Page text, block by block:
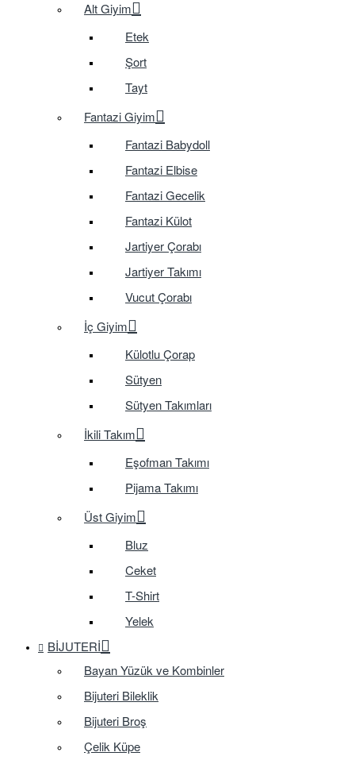
Alt Giyim
Etek
Şort
Tayt
Fantazi Giyim
Fantazi Babydoll
Fantazi Elbise
Fantazi Gecelik
Fantazi Külot
Jartiyer Çorabı
Jartiyer Takımı
Vucut Çorabı
İç Giyim
Külotlu Çorap
Sütyen
Sütyen Takımları
İkili Takım
Eşofman Takımı
Pijama Takımı
Üst Giyim
Bluz
Ceket
T-Shirt
Yelek
BIJUTERI
Bayan Yüzük ve Kombinler
Bijuteri Bileklik
Bijuteri Broş
Çelik Küpe